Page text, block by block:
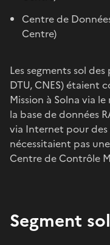
Centre de
Centre)
Les segments sol
DTU, CNES) étaient
Mission à Solna via le
la base de données
via Internet pour
nécessitaient pas
Centre de Contrôle
Segment